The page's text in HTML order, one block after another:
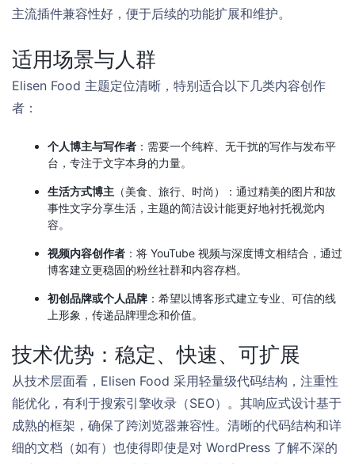
主流插件兼容性好，便于后续的功能扩展和维护。
适用场景与人群
Elisen Food 主题定位清晰，特别适合以下几类内容创作
者：
个人博主与写作者 ：需要一个纯粹、无干扰的写作与发布平
台，专注于文字本身的力量。
生活方式博主 （美食、旅行、时尚）：通过精美的图片和故
事性文字分享生活，主题的简洁设计能更好地衬托视觉内
容。
视频内容创作者 ：将 YouTube 视频与深度博文相结合，通过
博客建立更稳固的粉丝社群和内容存档。
初创品牌或个人品牌 ：希望以博客形式建立专业、可信的线
上形象，传递品牌理念和价值。
技术优势：稳定、快速、可扩展
从技术层面看，Elisen Food 采用轻量级代码结构，注重性
能优化，有利于搜索引擎收录（SEO）。其响应式设计基于
成熟的框架，确保了跨浏览器兼容性。清晰的代码结构和详
细的文档（如有）也使得即使是对 WordPress 了解不深的